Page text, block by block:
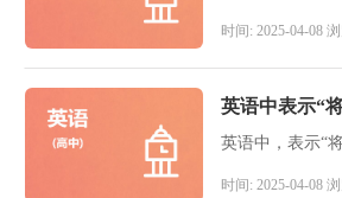
时间: 2025-04-08
英语中表示“
时间: 2025-04-08